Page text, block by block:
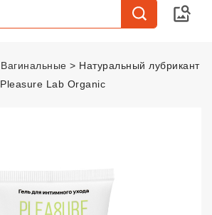
Вагинальные
Натуральный лубрикант
Pleasure Lab Organic